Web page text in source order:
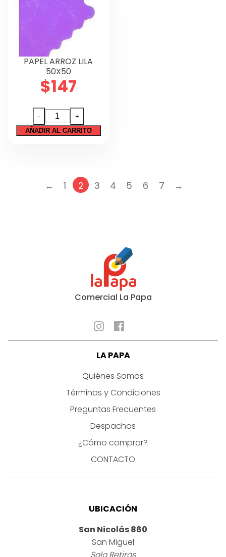
PAPEL ARROZ LILA
50X50
$147
-
PAPEL
ARROZ
+
AÑADIR AL CARRITO
← 1 2 3 4 5 6 7 →
Comercial La Papa
LA PAPA
Quiénes Somos
Términos y Condiciones
Preguntas Frecuentes
Despachos
¿Cómo comprar?
CONTACTO
UBICACIÓN
San Nicolás 860
San Miguel
Solo Retiros